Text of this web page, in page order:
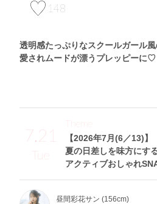
148
透明感たっぷりなスクールガール
愛されムードが漂うプレッピーに♡
7.21
Tue
【2026年7月(6／13)】
夏の日差しを味方にす
アクティブおしゃれ
Theme
昼間彩花サン (156cm)